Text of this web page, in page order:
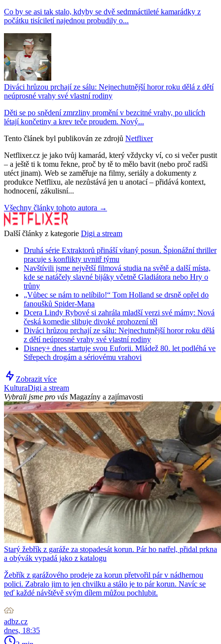
Co by se asi tak stalo, kdyby se dvě sedmnáctileté kamarádky z
počátku tisíciletí najednou probudily o...
Diváci hrůzou prchají ze sálu: Nejnechutnější horor roku dělá z dětí
neúprosné vrahy své vlastní rodiny
Děti se po snědení zmrzliny promění v bezcitné vrahy, po ulicích
létají končetiny a krev teče proudem. Nový...
Tento článek byl publikován ze zdrojů Netflixer
Netflixer.cz je jako tvůj kamarád, který vždycky ví, co si večer pustit
– a ještě ti k tomu řekne, proč by tě to mělo bavit (nebo proč radši
utéct jinam). Web se zaměřuje na filmy, seriály a dokumenty z
produkce Netflixu, ale nezůstává jen u anotací – přidává kontext,
hodnocení, zákulisní...
Všechny články tohoto autora →
Další články z kategorie Digi a stream
Druhá série Extraktorů přináší vítaný posun. Špionážní thriller
pracuje s konflikty uvnitř týmu
Navštívili jsme největší filmová studia na světě a další místa,
kde se natáčely slavné bijáky včetně Gladiátora nebo Hry o
trůny
„Vůbec se nám to nelíbilo!“ Tom Holland se drsně opřel do
fanoušků Spider-Mana
Dcera Lindy Rybové si zahrála mladší verzi své mámy: Nová
česká komedie slibuje divoké prohození těl
Diváci hrůzou prchají ze sálu: Nejnechutnější horor roku dělá
z dětí neúprosné vrahy své vlastní rodiny
Disney+ dnes startuje svou Euforii. Mládež 80. let podléhá ve
Střepech drogám a sériovému vrahovi
Zobrazit více
KulturaDigi a stream
Vybrali jsme pro vás Magazíny a zajímavosti
Starý žebřík z garáže za stopadesát korun. Pár ho natřel, přidal prkna
a obývák vypadá jako z katalogu
Žebřík z garážového prodeje za korun přetvořil pár v nádhernou
polici. Zabralo jim to jen chvilku a stálo je to pár korun. Navíc se
teď každé návštěvě svým dílem můžou pochlubit.
adbz.cz
dnes, 18:35